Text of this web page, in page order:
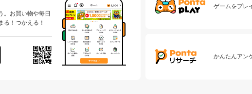
。お買い物や毎日
る！つかえる！
ゲームをプレ
かんたんアン